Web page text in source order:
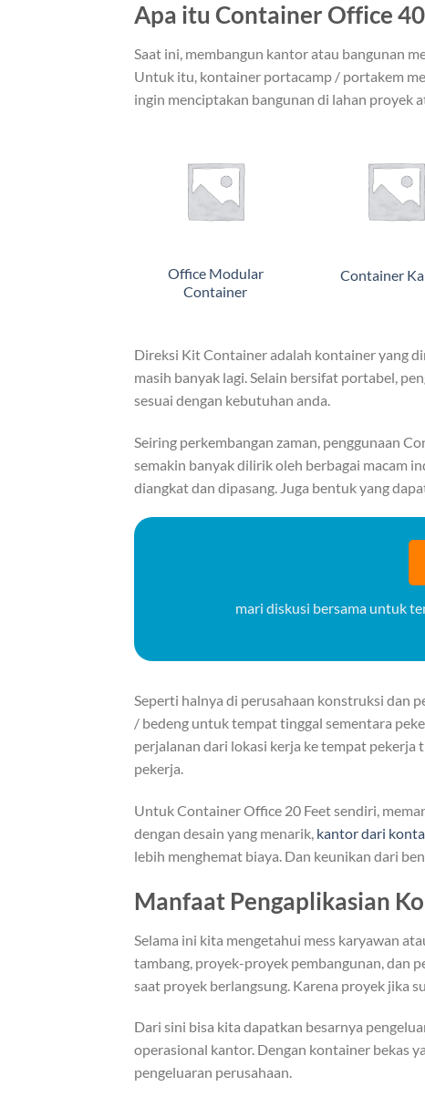
Apa itu Container Office
Saat ini, membangun kantor atau bangunan
Untuk itu, kontainer portacamp / portakem
ingin menciptakan bangunan di lahan proyek
Office Modular
Container
Container
Direksi Kit Container adalah kontainer yang
masih banyak lagi. Selain bersifat portabel,
sesuai dengan kebutuhan anda.
Seiring perkembangan zaman, penggunaan
semakin banyak dilirik oleh berbagai macam
diangkat dan dipasang. Juga bentuk yang
mari diskusi bersama untuk
Seperti halnya di perusahaan konstruksi dan
/ bedeng untuk tempat tinggal sementara
perjalanan dari lokasi kerja ke tempat
pekerja.
Untuk Container Office 20 Feet sendiri,
dengan desain yang menarik, kantor dari
lebih menghemat biaya. Dan keunikan dari
Manfaat Pengaplikasian
Selama ini kita mengetahui mess karyawan
tambang, proyek-proyek pembangunan, dan
saat proyek berlangsung. Karena proyek jika
Dari sini bisa kita dapatkan besarnya
operasional kantor. Dengan kontainer bekas
pengeluaran perusahaan.